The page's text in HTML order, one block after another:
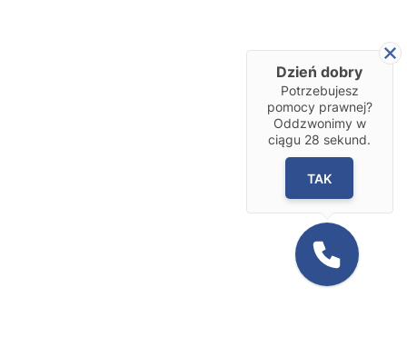
Dzień dobry
Potrzebujesz
pomocy prawnej?
Oddzwonimy w
ciągu 28 sekund.
TAK